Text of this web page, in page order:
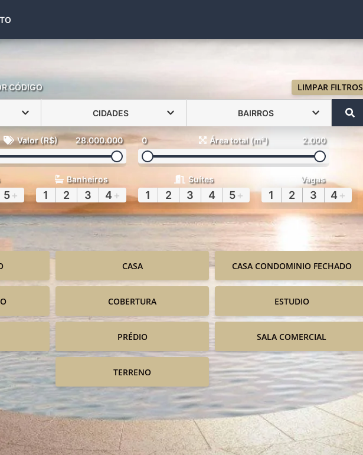
CÓDIGO LIMPAR FILTROS
CIDADES BAIRROS
Valor (R$) 28.000.000 0 Área total (m²) 2.000
5+
Banheiros
1 2 3 4 +
Suítes
1 2 3 4 5+
Vagas
1 2 3 4 +
CASA CASA CONDOMINIO FECHADO
COBERTURA ESTUDIO
PRÉDIO SALA COMERCIAL
TERRENO